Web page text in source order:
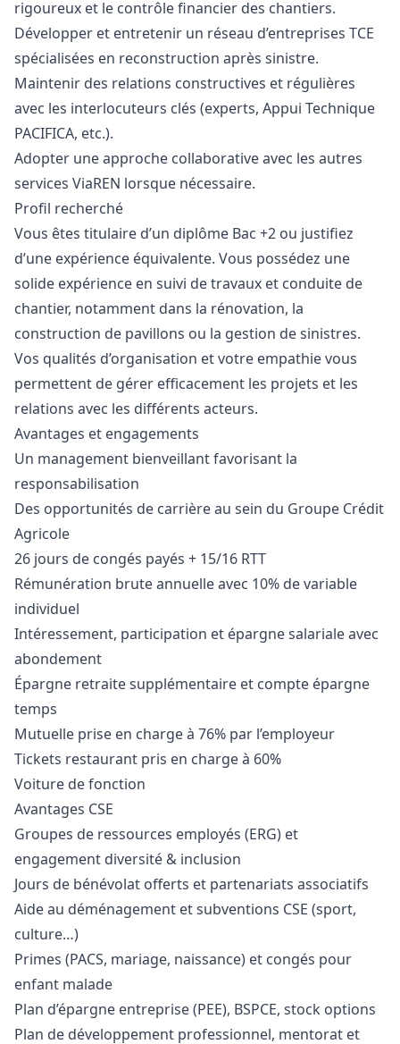
rigoureux et le contrôle financier des chantiers.
Développer et entretenir un réseau d’entreprises TCE
spécialisées en reconstruction après sinistre.
Maintenir des relations constructives et régulières
avec les interlocuteurs clés (experts, Appui Technique
PACIFICA, etc.).
Adopter une approche collaborative avec les autres
services ViaREN lorsque nécessaire.
Profil recherché
Vous êtes titulaire d’un diplôme Bac +2 ou justifiez
d’une expérience équivalente. Vous possédez une
solide expérience en suivi de travaux et conduite de
chantier, notamment dans la rénovation, la
construction de pavillons ou la gestion de sinistres.
Vos qualités d’organisation et votre empathie vous
permettent de gérer efficacement les projets et les
relations avec les différents acteurs.
Avantages et engagements
Un management bienveillant favorisant la
responsabilisation
Des opportunités de carrière au sein du Groupe Crédit
Agricole
26 jours de congés payés + 15/16 RTT
Rémunération brute annuelle avec 10% de variable
individuel
Intéressement, participation et épargne salariale avec
abondement
Épargne retraite supplémentaire et compte épargne
temps
Mutuelle prise en charge à 76% par l’employeur
Tickets restaurant pris en charge à 60%
Voiture de fonction
Avantages CSE
Groupes de ressources employés (ERG) et
engagement diversité & inclusion
Jours de bénévolat offerts et partenariats associatifs
Aide au déménagement et subventions CSE (sport,
culture…)
Primes (PACS, mariage, naissance) et congés pour
enfant malade
Plan d’épargne entreprise (PEE), BSPCE, stock options
Plan de développement professionnel, mentorat et